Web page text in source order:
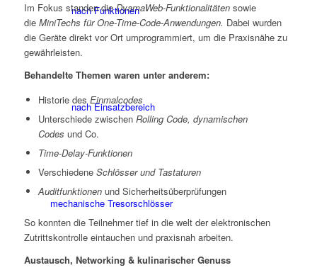
nach Funktionen
nach Einsatzbereich
mechanische Tresorschlösser
Im Fokus standen dieDyamaWeb-Funktionalitätensowie
die MiniTechs für One-Time-Code-Anwendungen. Dabei wurden
die Geräte direkt vor Ort umprogrammiert, um die Praxisnähe zu
gewährleisten.
Behandelte Themen waren unter anderem:
Historie des Einmalcodes
Unterschiede zwischen Rolling Code, dynamischen
Codes und Co.
Time-Delay-Funktionen
Verschiedene Schlösser und Tastaturen
Auditfunktionenund Sicherheitsüberprüfungen
So konnten die Teilnehmer tief in die welt der elektronischen
Zutrittskontrolle eintauchen und praxisnah arbeiten.
Austausch, Networking & kulinarischer Genuss